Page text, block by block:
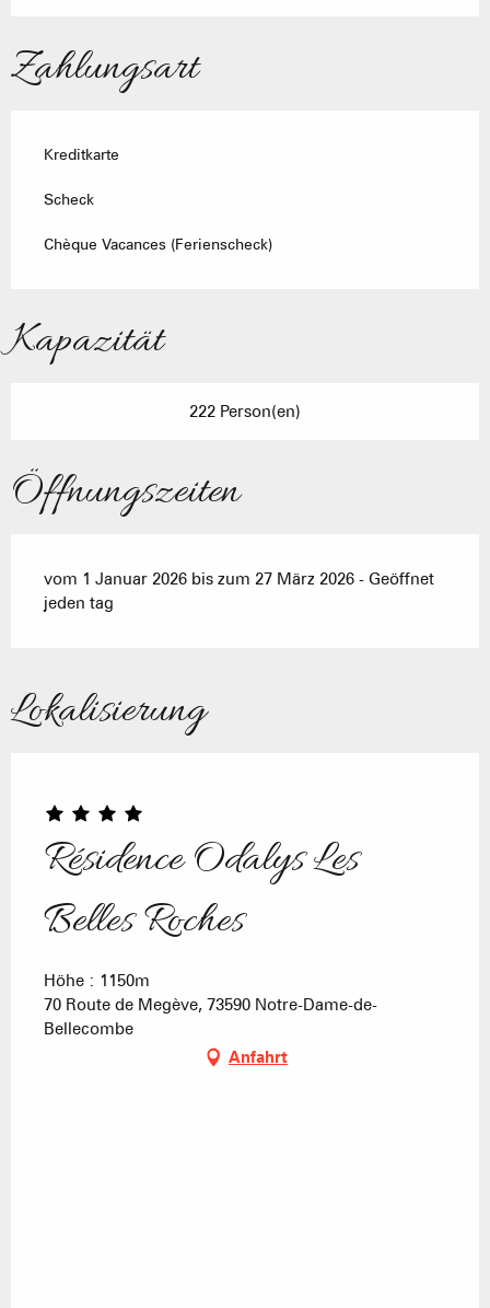
Zahlungsart
Kreditkarte
Scheck
Chèque Vacances (Ferienscheck)
Kapazität
222 Person(en)
Öffnungszeiten
vom 1 Januar 2026 bis zum 27 März 2026 - Geöffnet
jeden tag
Lokalisierung
Résidence Odalys Les
Belles Roches
Höhe : 1150m
70 Route de Megève, 73590 Notre-Dame-de-
Bellecombe
Anfahrt